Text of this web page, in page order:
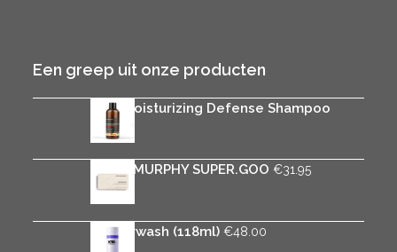
Een greep uit onze producten
Rica Moisturizing Defense Shampoo
25.95
KEVIN.MURPHY SUPER.GOO €31.95
K18 Airwash (118ml) €48.00